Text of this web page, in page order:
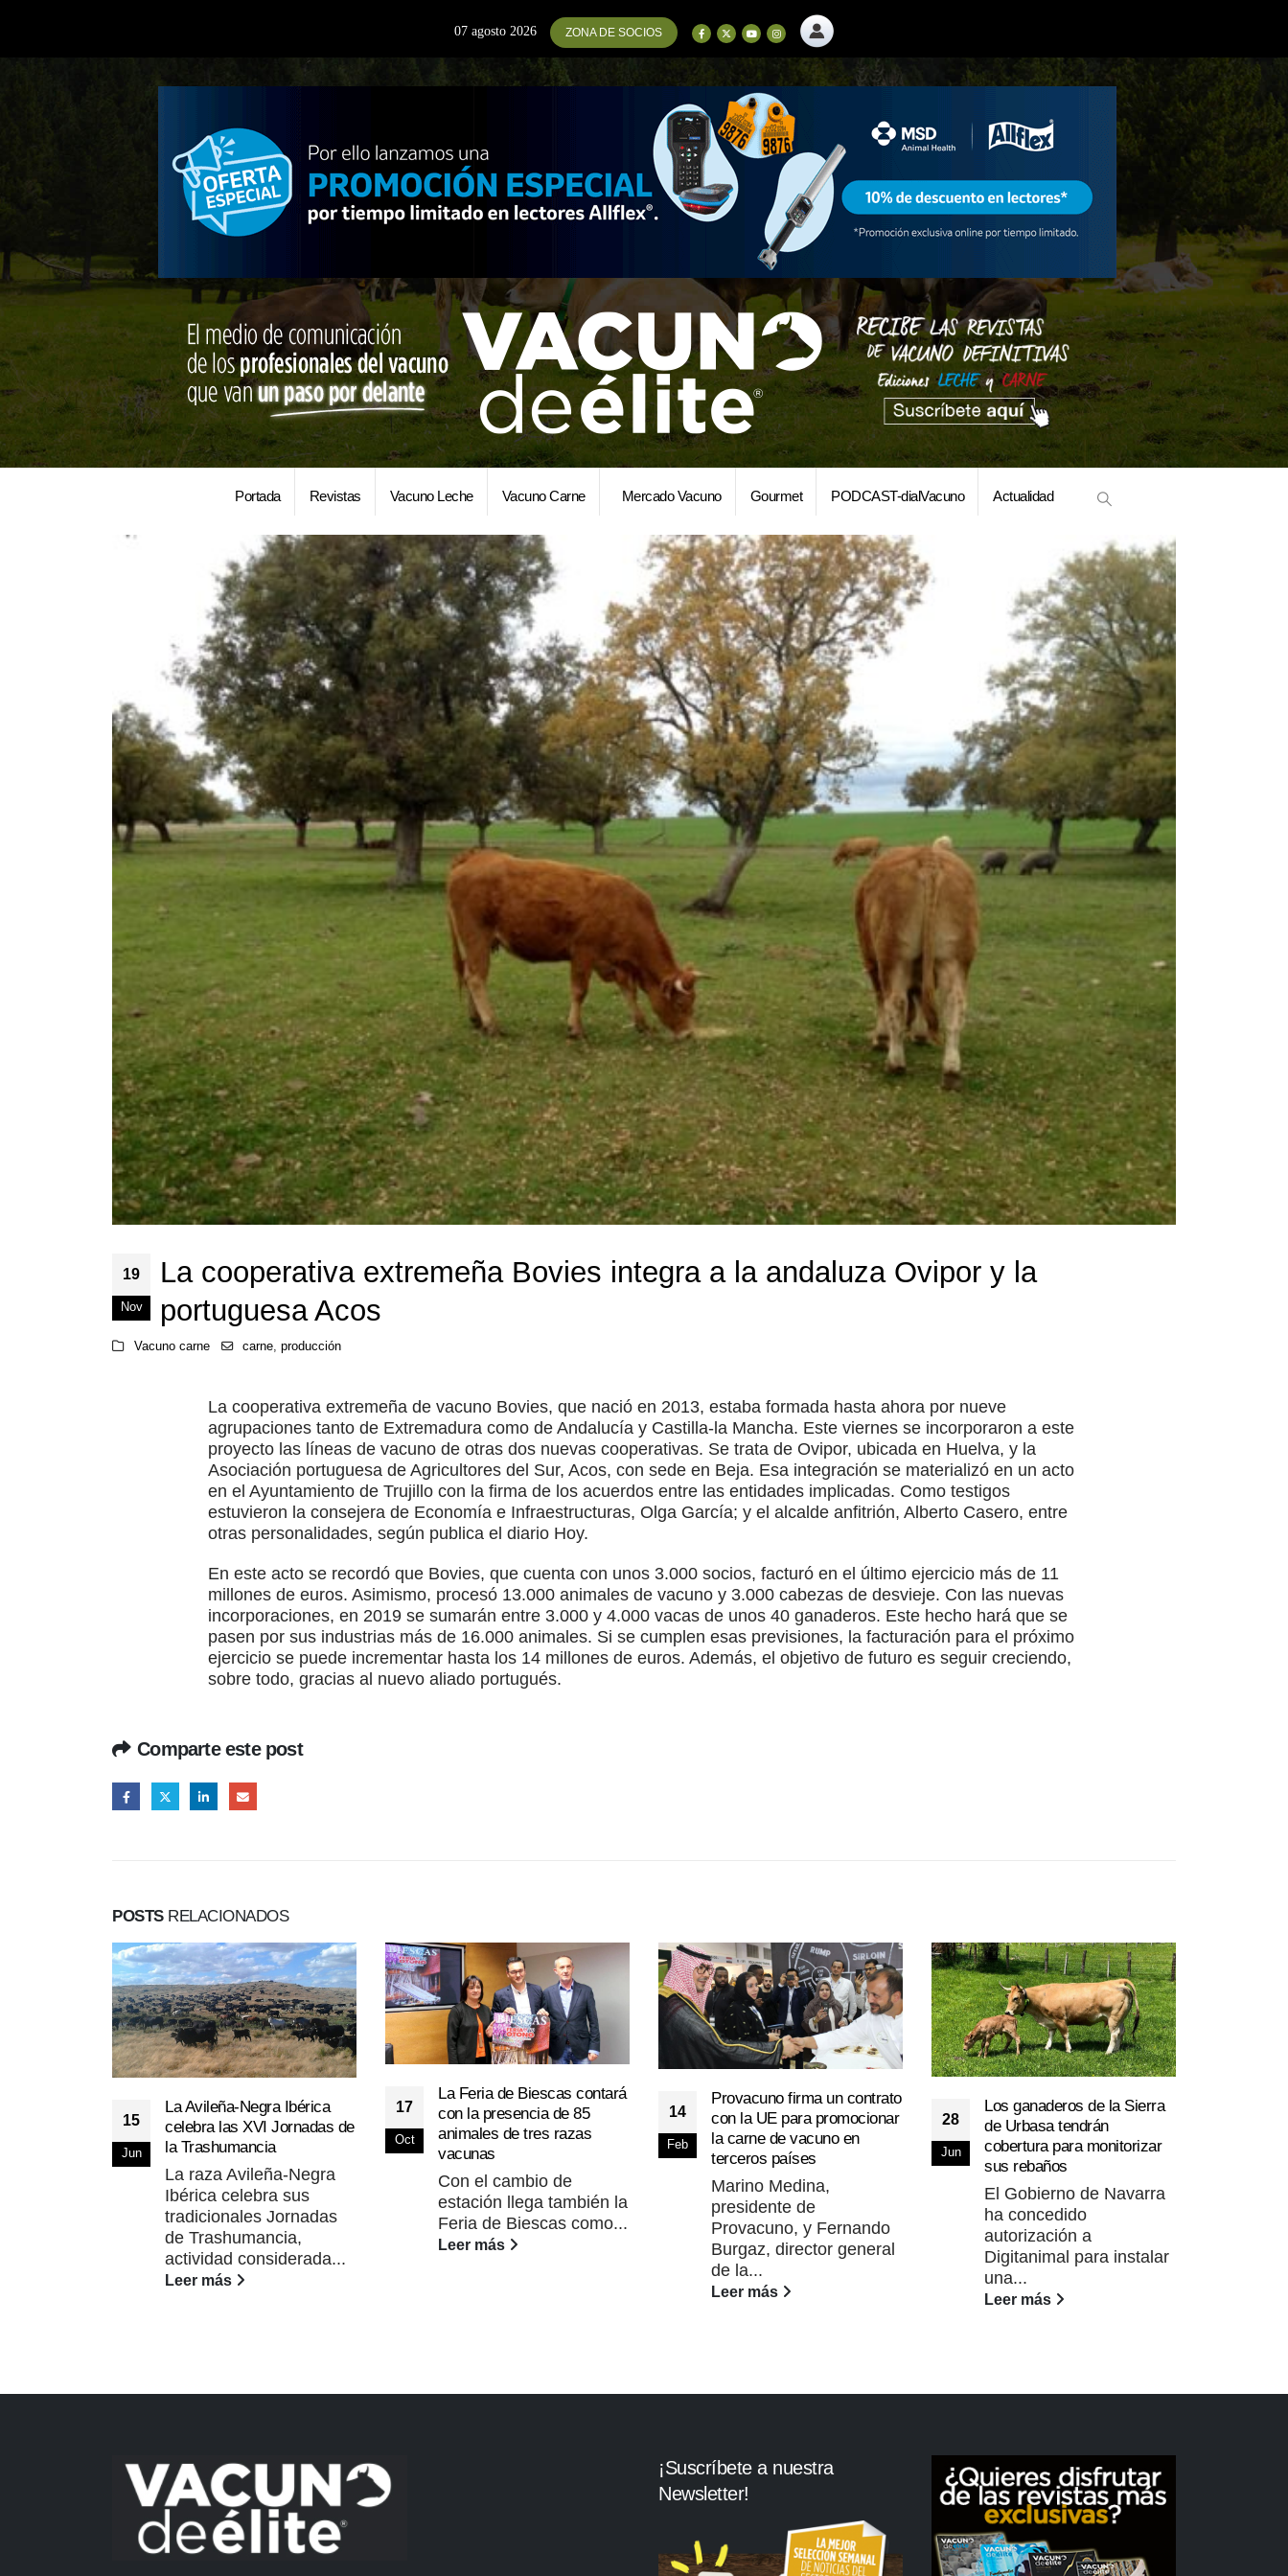
07 agosto 2026 ZONA DE SOCIOS
Portada Revistas Vacuno Leche Vacuno Carne Mercado Vacuno Gourmet PODCAST-dialVacuno Actualidad
19
Nov
La cooperativa extremeña Bovies integra a la andaluza Ovipor y la
portuguesa Acos
Vacuno carne carne ,producción
La cooperativa extremeña de vacuno Bovies, que nació en 2013, estaba formada hasta ahora por nueve
agrupaciones tanto de Extremadura como de Andalucía y Castilla-la Mancha. Este viernes se incorporaron a este
proyecto las líneas de vacuno de otras dos nuevas cooperativas. Se trata de Ovipor, ubicada en Huelva, y la
Asociación portuguesa de Agricultores del Sur, Acos, con sede en Beja. Esa integración se materializó en un acto
en el Ayuntamiento de Trujillo con la firma de los acuerdos entre las entidades implicadas. Como testigos
estuvieron la consejera de Economía e Infraestructuras, Olga García; y el alcalde anfitrión, Alberto Casero, entre
otras personalidades, según publica el diario Hoy.
En este acto se recordó que Bovies, que cuenta con unos 3.000 socios, facturó en el último ejercicio más de 11
millones de euros. Asimismo, procesó 13.000 animales de vacuno y 3.000 cabezas de desvieje. Con las nuevas
incorporaciones, en 2019 se sumarán entre 3.000 y 4.000 vacas de unos 40 ganaderos. Este hecho hará que se
pasen por sus industrias más de 16.000 animales. Si se cumplen esas previsiones, la facturación para el próximo
ejercicio se puede incrementar hasta los 14 millones de euros. Además, el objetivo de futuro es seguir creciendo,
sobre todo, gracias al nuevo aliado portugués.
Comparte este post
POSTSRELACIONADOS
15
Jun
La Avileña-Negra Ibérica
celebra las XVI Jornadas de
la Trashumancia
La raza Avileña-Negra
Ibérica celebra sus
tradicionales Jornadas
de Trashumancia,
actividad considerada...
Leer más
17
Oct
La Feria de Biescas contará
con la presencia de 85
animales de tres razas
vacunas
Con el cambio de
estación llega también la
Feria de Biescas como...
Leer más
14
Feb
Provacuno firma un contrato
con la UE para promocionar
la carne de vacuno en
terceros países
Marino Medina,
presidente de
Provacuno, y Fernando
Burgaz, director general
de la...
Leer más
28
Jun
Los ganaderos de la Sierra
de Urbasa tendrán
cobertura para monitorizar
sus rebaños
El Gobierno de Navarra
ha concedido
autorización a
Digitanimal para instalar
una...
Leer más
¡Suscríbete a nuestra
Newsletter!